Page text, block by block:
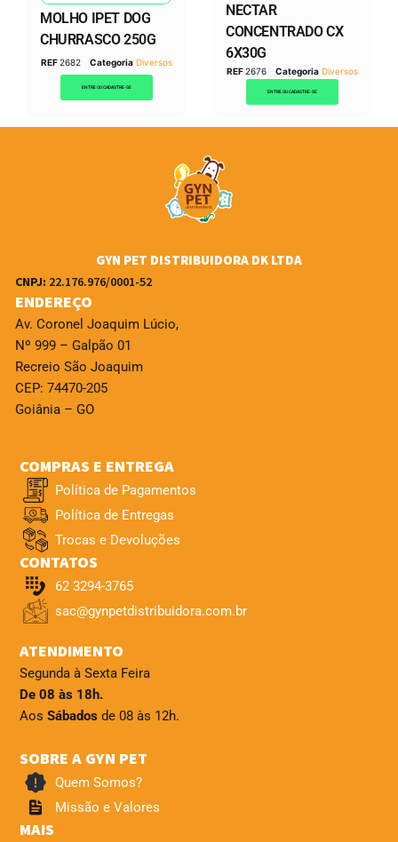
MOLHO IPET DOG
CHURRASCO 250G
REF2682 Categoria Diversos
ENTRE OU CADASTRE-SE
NECTAR
CONCENTRADO CX
6X30G
REF2676 Categoria Diversos
ENTRE OU CADASTRE-SE
GYN PET DISTRIBUIDORA DK LTDA
CNPJ: 22.176.976/0001-52
ENDEREÇO
Av. Coronel Joaquim Lúcio,
Nº 999 – Galpão 01
Recreio São Joaquim
CEP: 74470-205
Goiânia – GO
COMPRAS E ENTREGA
Política de Pagamentos
Política de Entregas
Trocas e Devoluções
CONTATOS
62 3294-3765
sac@gynpetdistribuidora.com.br
ATENDIMENTO
Segunda à Sexta Feira
De 08 às 18h.
Aos Sábados de 08 às 12h.
SOBRE A GYN PET
Quem Somos?
Missão e Valores
MAIS